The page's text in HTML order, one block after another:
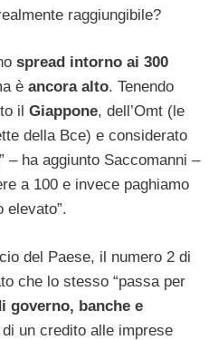
raggiungibile?
spread intorno ai 300
è ancora alto. Tenendo
il Giappone, dell’Omt (le
della Bce) e considerato
– ha aggiunto Saccomanni –
a 100 e invece paghiamo
elevato”.
del Paese, il numero 2 di
che lo stesso “passa per
governo, banche e
di un credito alle imprese